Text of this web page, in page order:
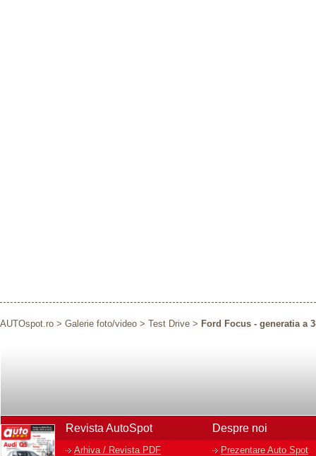
AUTOspot.ro > Galerie foto/video > Test Drive > Ford Focus - generatia a
Revista AutoSpot
Arhiva / Revista PDF
Despre noi
Prezentare Auto Spot